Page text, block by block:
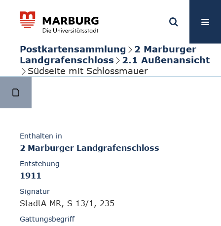
Postkartensammlung
2 Marburger
Landgrafenschloss
2.1 Außenansicht
Südseite mit Schlossmauer
Enthalten in
2 Marburger Landgrafenschloss
Entstehung
1911
Signatur
StadtA MR, S 13/1, 235
Gattungsbegriff